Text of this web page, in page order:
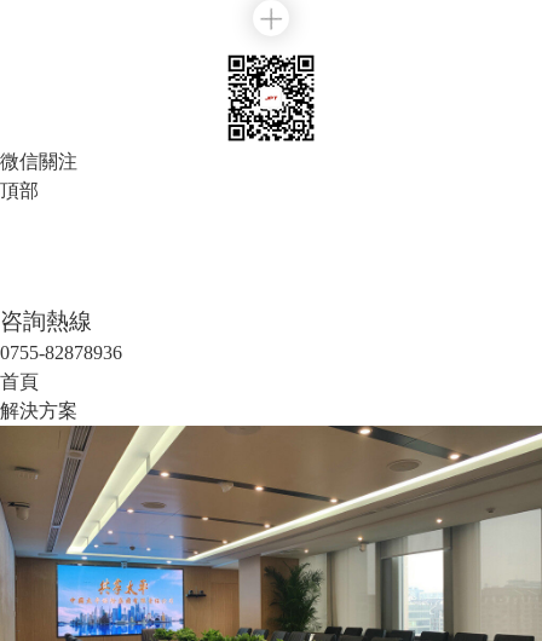
微信關注
頂部
咨詢熱線
0755-82878936
首頁
解決方案